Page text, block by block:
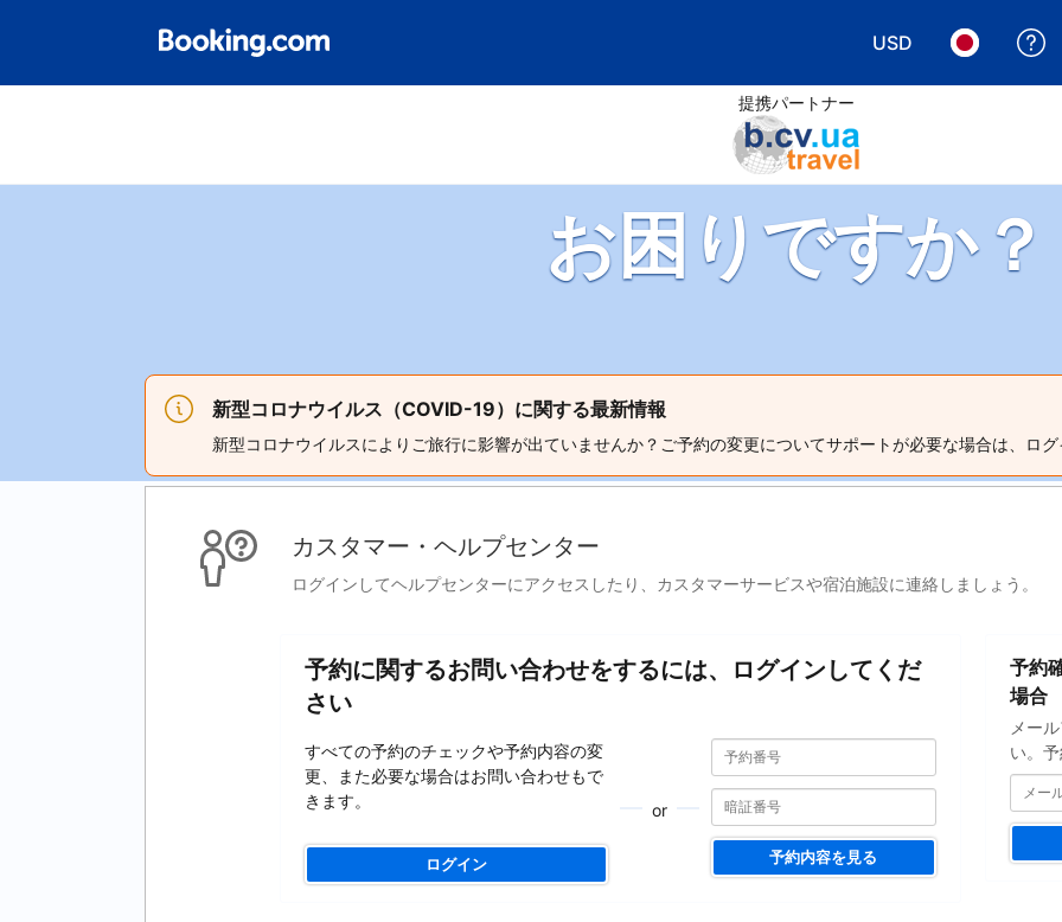
USD
提携パートナー
お困りですか？
新型コロナウイルス（COVID-19）に関する最新情報
新型コロナウイルスによりご旅行に影響が出ていませんか？ご予約の変更についてサポートが必要な場合は、ロ
カスタマー・ヘルプセンター
ログインしてヘルプセンターにアクセスしたり、カスタマーサービスや宿泊施設に連絡しましょう。
予約に関するお問い合わせをするには、ログインしてくだ
さい
すべての予約のチェックや予約内容の変
更、また必要な場合はお問い合わせもで
きます。
ログイン
or
約
番
号
予
番
号
予約内容を見る
予約
場合
メー
い。